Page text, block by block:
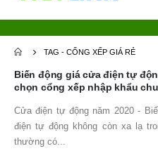
TAG - CỔNG XẾP GIÁ RẺ
Biến động giá cửa điện tự
chọn cổng xếp nhập khẩu
Cửa điện tự động năm 2020 -
điện tự động không còn xa lạ
thường có...